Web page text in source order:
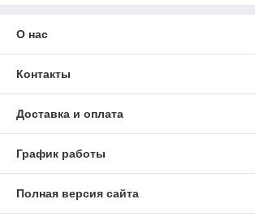
О нас
Контакты
Доставка и оплата
График работы
Полная версия сайта